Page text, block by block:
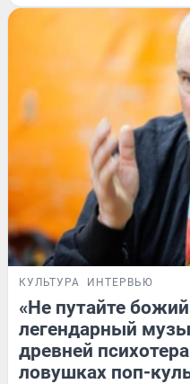
КУЛЬТУРА ИНТЕРВЬЮ
«Не путайте
легендарный
древней
ловушках поп-